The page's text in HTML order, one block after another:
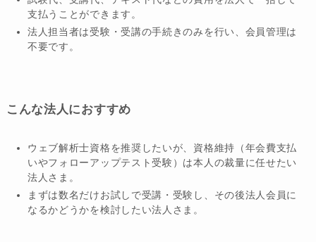
支払うことができます。
法人担当者は受験・受講の手続きのみを行い、会員管理は
不要です。
こんな法人におすすめ
ウェブ解析士資格を推奨したいが、資格維持（年会費支払
いやフォローアップテスト受験）は本人の裁量に任せたい
法人さま。
まずは数名だけお試しで受講・受験し、その後法人会員に
なるかどうかを検討したい法人さま。